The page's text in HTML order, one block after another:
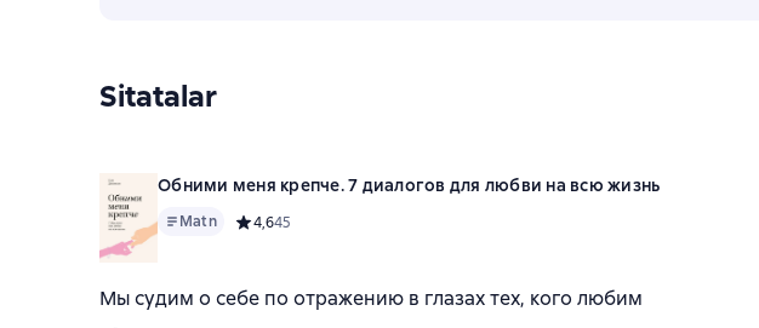
Sitatalar
Обними меня крепче. 7 диалогов для любви на всю жизнь
Matn Средний рейтинг 4,6 на основе 45 оценок
4,645
Мы судим о себе по отражению в глазах тех, кого любим